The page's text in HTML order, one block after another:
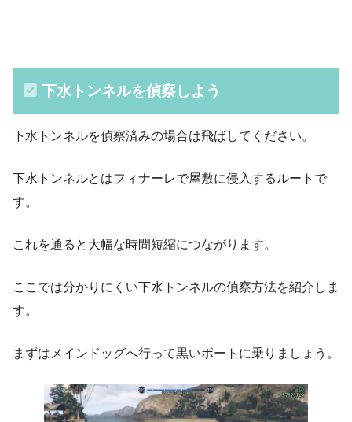
下水トンネルを偵察しよう
下水トンネルを偵察済みの場合は飛ばしてください。
下水トンネルとはフィナーレで屋敷に侵入するルートで
す。
これを通ると大幅な時間短縮につながります。
ここでは分かりにくい下水トンネルの偵察方法を紹介しま
す。
まずはメインドッグへ行って黒いボートに乗りましょう。